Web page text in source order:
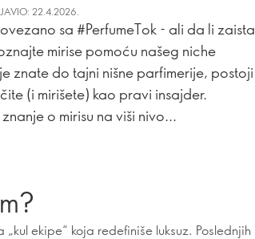
22.4.2026.
sa #PerfumeTok - ali da li zaista
mirise pomoću našeg niche
znate do tajni nišne parfimerije, postoji
(i mirišete) kao pravi insajder.
o mirisu na viši nivo...
ekipe“ koja redefiniše luksuz. Poslednjih